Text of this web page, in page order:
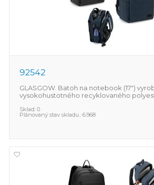
92542
GLASGOW. Batoh na notebook (17")
vysokohustotného recyklovaného
Sklad: 0
Plánovaný stav skladu.: 6.968